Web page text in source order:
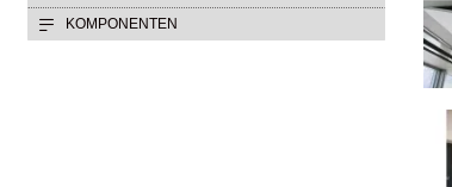
KOMPONENTEN